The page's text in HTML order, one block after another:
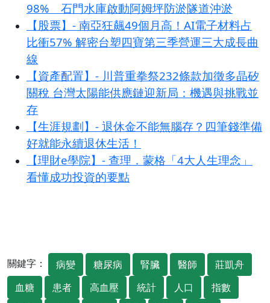
98% 石門水庫啟動阿姆坪防淤隧道沖淤
【股票】- 南亞狂飆49個月高！AI電子材料占
比衝57% 解密台塑四寶第三季營運三大成長曲
線
【資產配置】- 川普重拳祭232條款加徵多晶矽
關稅 台灣太陽能供應鏈迎新局：機遇與挑戰並
存
【生涯規劃】- 退休金不能無腦存？四筆錢準備
好就能永續退休生活！
【理財e學院】- 查理．蒙格「4大人生理念」
看懂成功投資的要點
關鍵字： 病變 糖尿病 腎臟 醫師
莊凱舟
血糖
患者 高血壓 統計 人口
指數